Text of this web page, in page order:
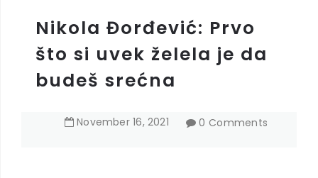
Nikola Đorđević: Prvo
što si uvek želela je da
budeš srećna
November 16, 2021 0 Comments